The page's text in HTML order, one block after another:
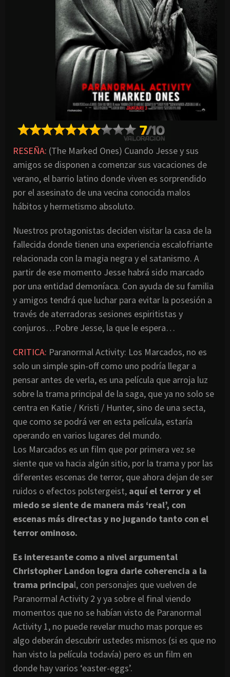
RESEÑA: (The Marked Ones) Cuando Jesse y sus
amigos se disponen a comenzar sus vacaciones de
verano, el barrio latino donde viven es sorprendido
por el asesinato de una vecina conocida malos
hábitos y hermetismo absoluto.
Nuestros protagonistas deciden visitar la casa de la
fallecida donde tienen una experiencia escalofriante
relacionada con la magia negra y el satanismo. A
partir de ese momento Jesse habrá sido marcado
por una entidad demoníaca. Con ayuda de su familia
y amigos tendrá que luchar para evitar la posesión a
través de aterradoras sesiones espiritistas y
conjuros…Pobre Jesse, la que le espera…
CRITICA: Paranormal Activity: Los Marcados, no es
solo un simple spin-off como uno podría llegar a
pensar antes de verla, es una película que arroja luz
sobre la trama principal de la saga, que ya no solo se
centra en Katie / Kristi / Hunter, sino de una secta,
que como se podrá ver en esta película, estaría
operando en varios lugares del mundo.
Los Marcados es un film que por primera vez se
siente que va hacia algún sitio, por la trama y por las
diferentes escenas de terror, que ahora dejan de ser
ruidos o efectos polstergeist, aquí el terror y el
miedo se siente de manera más ‘real’, con
escenas más directas y no jugando tanto con el
terror ominoso.
Es interesante como a nivel argumental
Christopher Landon logra darle coherencia a la
trama principal, con personajes que vuelven de
Paranormal Activity 2 y ya sobre el final viendo
momentos que no se habían visto de Paranormal
Activity 1, no puede revelar mucho mas porque es
algo deberán descubrir ustedes mismos (si es que no
han visto la película todavía) pero es un film en
donde hay varios ‘easter-eggs’.